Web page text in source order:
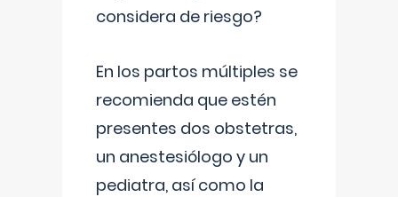
considera de riesgo?
En los partos múltiples se
recomienda que estén
presentes dos obstetras,
un anestesiólogo y un
pediatra, así como la